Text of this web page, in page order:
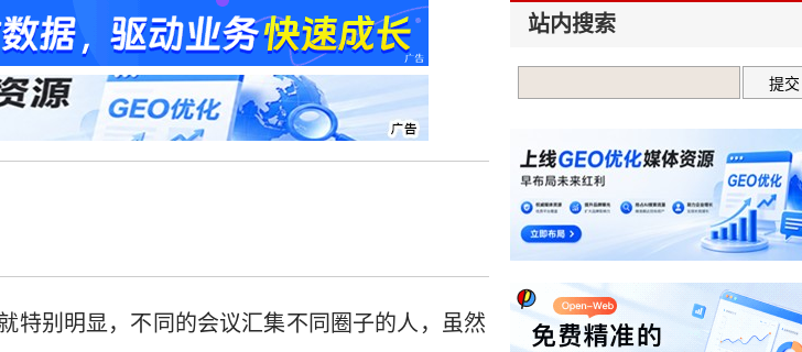
特别明显，不同的会议汇集不同圈子的人，虽然
站内搜索